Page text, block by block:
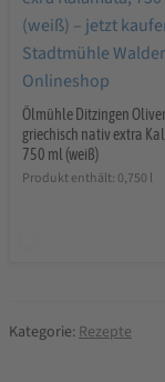
Ölmühle Ditzingen
griechisch nativ extra
750 ml (weiß)
Produkt enthält: 0,750 l
Kategorie:Rezepte